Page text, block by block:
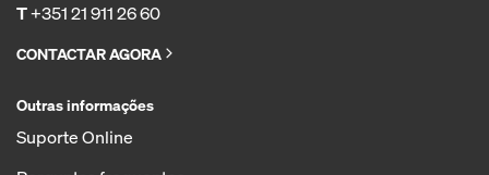
T+351 21 911 26 60
CONTACTAR AGORA
Outras informações
Suporte Online